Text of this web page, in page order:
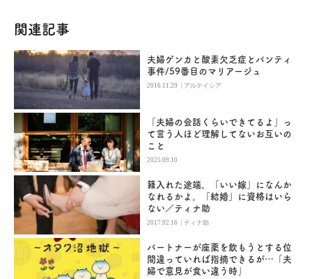
関連記事
夫婦ゲンカと酸素欠乏症とパンティ
事件/59番目のマリアージュ
2016.11.29 | アルテイシア
「夫婦の会話くらいできてるよ」っ
て言う人ほど理解してないお互いの
こと
2025.09.10
籍入れた途端、「いい嫁」になんか
なれるかよ。「結婚」に資格はいら
ない／ティナ助
2017.02.16 |ティナ助
パートナーが座薬を飲もうとする位
間違っていれば指摘できるが…「夫
婦で意見が食い違う時」